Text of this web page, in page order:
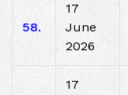
58.
17
June
2026
17